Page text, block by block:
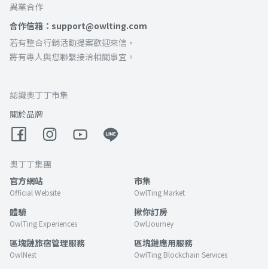
異業合作
合作信箱：support@owlting.com
若有整合行銷活動提案歡迎來信，
將有專人與您聯繫接洽相關事宜。
認識奧丁丁市集
關於品牌
奧丁丁集團
官方網站
Official Website
市集
OwlTing Market
體驗
OwlTing Experiences
揪你訂房
OwlJourney
區塊鏈旅宿管理服務
OwlNest
區塊鏈應用服務
OwlTing Blockchain Services